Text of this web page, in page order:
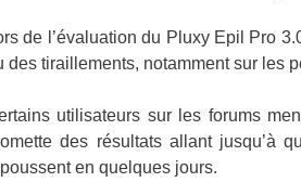
de l’évaluation du Pluxy Epil Pro
des tiraillements, notamment sur les
utilisateurs sur les forums
des résultats allant jusqu’à
en quelques jours.